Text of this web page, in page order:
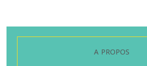
A PROPOS